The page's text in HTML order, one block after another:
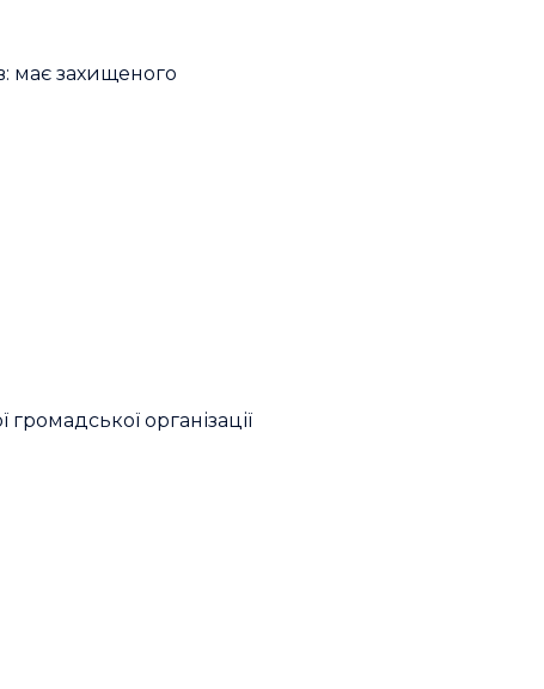
має захищеного
організації